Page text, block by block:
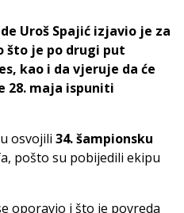
Uroš Spajić izjavio je za
što je po drugi put
kao i da vjeruje da će
28. maja ispuniti
osvojili 34. šampionsku
pošto su pobijedili ekipu
oporavio i što je povreda